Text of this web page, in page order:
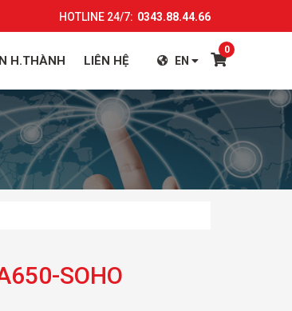
HOTLINE 24/7: 0343.88.44.66
H.THÀNH LIÊN HỆ EN
0
SOHO